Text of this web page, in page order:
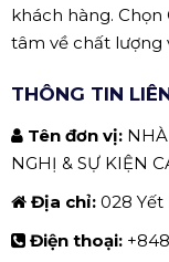
khách hàng.
tâm về chất lượng
THÔNG TIN
Tên đơn vị:
NGHỊ & SỰ KIỆN
Địa chỉ: 028 Yết
Điện thoại: